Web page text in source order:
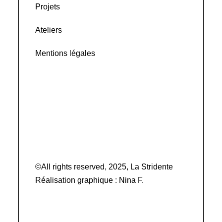
Projets
Ateliers
Mentions légales
©All rights reserved, 2025, La Stridente
Réalisation graphique : Nina F.